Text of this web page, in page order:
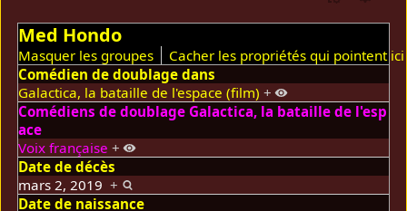
Med Hondo
Masquer les groupes
Cacher les propriétés qui pointent ici
Comédien de doublage dans
Galactica, la bataille de l'espace (film) +
Comédiens de doublage Galactica, la bataille de l'esp
ace
Voix française +
Date de décès
mars 2, 2019 +
Date de naissance